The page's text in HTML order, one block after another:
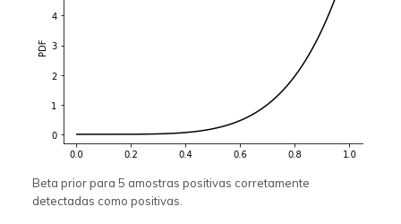
Beta prior para 5 amostras positivas corretamente
detectadas como positivas.